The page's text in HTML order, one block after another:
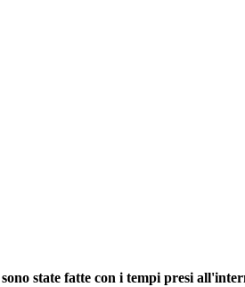
state fatte con i tempi presi